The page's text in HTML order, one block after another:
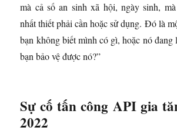
mà cả số an sinh xã hội, ngày sinh,
nhất thiết phải cần hoặc sử dụng. Đó là
bạn không biết mình có gì, hoặc nó đang
bạn bảo vệ được nó?”
Sự cố tấn công API gia
2022